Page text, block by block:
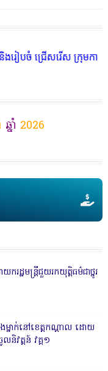
រើស ក្រុមការងារ នៅត
ឆ្នាំ 2026
ដ្ឋមន្ត្រីជួយរកយុត្តិធម៌ជាថ្នូរ
ងម្នាក់នៅខេត្តកណ្ដាល ដោយ
លនិវត្តន៍ វគ្គ១